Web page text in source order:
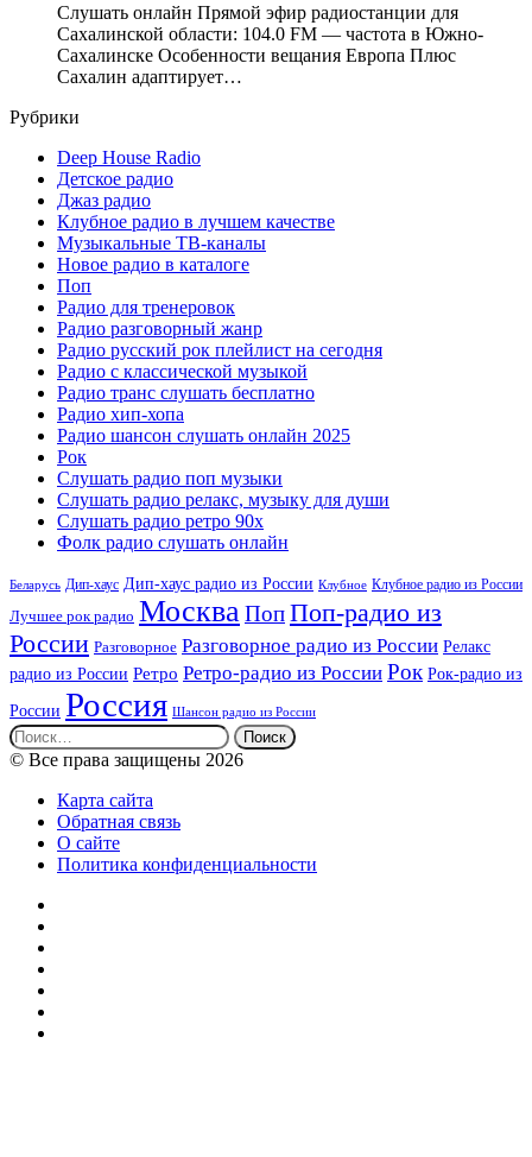
Слушать онлайн Прямой эфир радиостанции для
Сахалинской области: 104.0 FM — частота в Южно-
Сахалинске Особенности вещания Европа Плюс
Сахалин адаптирует…
Рубрики
Deep House Radio
Детское радио
Джаз радио
Клубное радио в лучшем качестве
Музыкальные ТВ-каналы
Новое радио в каталоге
Поп
Радио для тренеровок
Радио разговорный жанр
Радио русский рок плейлист на сегодня
Радио с классической музыкой
Радио транс слушать бесплатно
Радио хип-хопа
Радио шансон слушать онлайн 2025
Рок
Слушать радио поп музыки
Слушать радио релакс, музыку для души
Слушать радио ретро 90х
Фолк радио слушать онлайн
Беларусь Дип-хаус Дип-хаус радио из России Клубное Клубное радио из России
Лучшее рок радио Москва ПопПоп-радио из
России Разговорное Разговорное радио из России Релакс
радио из России Ретро Ретро-радио из России Рок Рок-радио из
России Россия Шансон радио из России
Найти:
© Все права защищены 2026
Карта сайта
Обратная связь
О сайте
Политика конфиденциальности